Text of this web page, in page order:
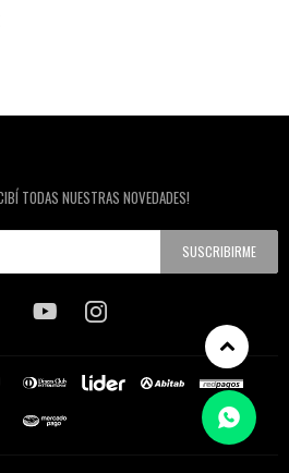
TODAS NUESTRAS NOVEDADES!
SUSCRIBIRME
 